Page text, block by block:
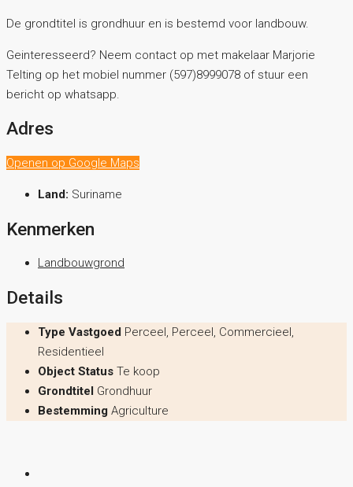
De grondtitel is grondhuur en is bestemd voor landbouw.
Geinteresseerd? Neem contact op met makelaar Marjorie
Telting op het mobiel nummer (597)8999078 of stuur een
bericht op whatsapp.
Adres
Openen op Google Maps
Land: Suriname
Kenmerken
Landbouwgrond
Details
Type Vastgoed Perceel, Perceel, Commercieel,
Residentieel
Object Status Te koop
Grondtitel Grondhuur
Bestemming Agriculture